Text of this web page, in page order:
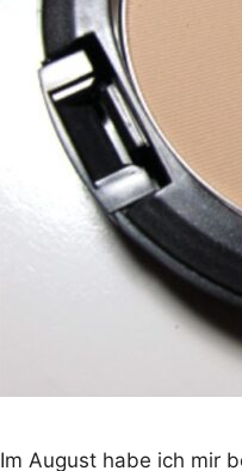
Im August habe ich mir